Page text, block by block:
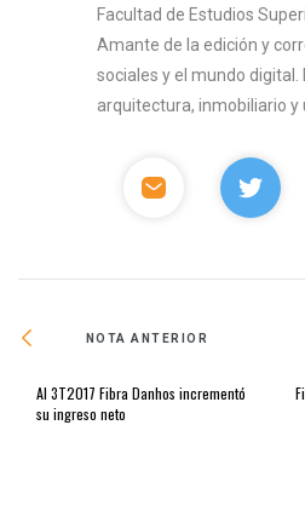
Facultad de Estudios
Amante de la edición y
sociales y el mundo
arquitectura, inmobiliario y
NOTA ANTERIOR
Al 3T2017 Fibra Danhos incrementó
su ingreso neto